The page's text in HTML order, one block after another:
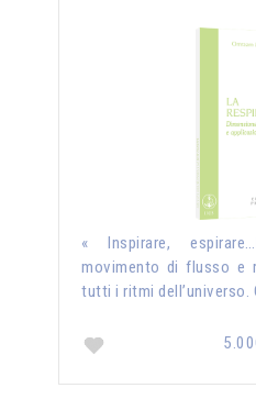
« Inspirare,
movimento di flusso e
tutti i ritmi dell’universo.